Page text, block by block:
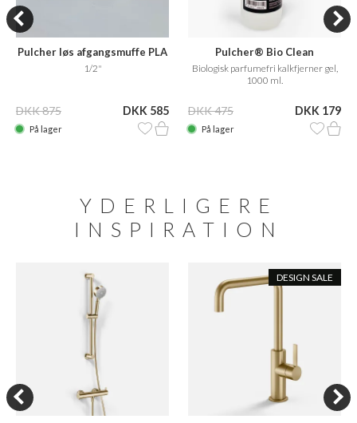
Pulcher løs afgangsmuffe PLA
1/2"
DKK 875 DKK 585
På lager
Pulcher® Bio Clean
Biologisk parfumefri kalkfjerner gel,
1000 ml.
DKK 475 DKK 179
På lager
YDERLIGERE
INSPIRATION
DESIGN SALE